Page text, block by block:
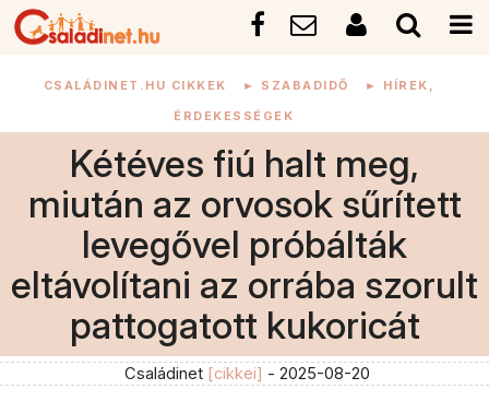
CSALÁDINET.HU CIKKEK ► SZABADIDŐ ► HÍREK,
ÉRDEKESSÉGEK
Kétéves fiú halt meg,
miután az orvosok sűrített
levegővel próbálták
eltávolítani az orrába szorult
pattogatott kukoricát
Családinet [cikkei] - 2025-08-20